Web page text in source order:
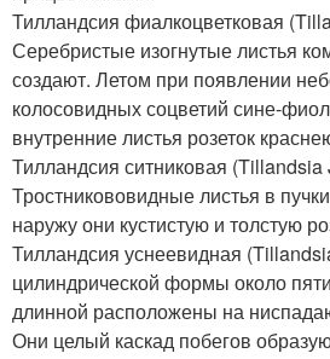
Тилландсия фиалкоцветковая
Серебристые изогнутые листья
создают. Летом при появлении
колосовидных соцветий сине-
внутренние листья розеток
Тилландсия ситниковая (Tillandsia
Тростникововидные листья в
наружу они кустистую и толстую
Тилландсия уснеевидная
цилиндрической формы около
длинной расположены на
Они целый каскад побегов